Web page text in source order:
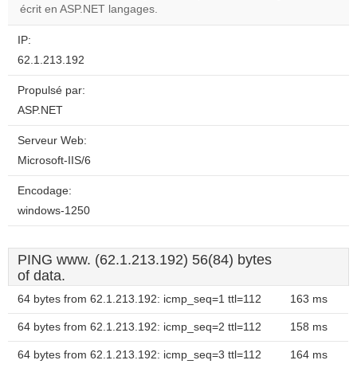
écrit en ASP.NET langages.
IP:
62.1.213.192
Propulsé par:
ASP.NET
Serveur Web:
Microsoft-IIS/6
Encodage:
windows-1250
PING www. (62.1.213.192) 56(84) bytes
of data.
64 bytes from 62.1.213.192: icmp_seq=1 ttl=112 163 ms
64 bytes from 62.1.213.192: icmp_seq=2 ttl=112 158 ms
64 bytes from 62.1.213.192: icmp_seq=3 ttl=112 164 ms